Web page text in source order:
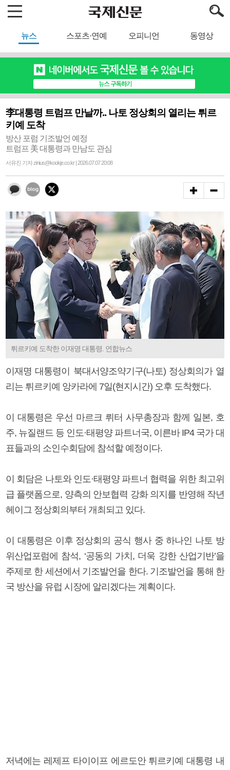
뉴스 스포츠·연예 오피니언 동영상
李대통령 트럼프 만날까.. 나토 정상회의 열리는 튀르
키예 도착
방산 포럼 기조발언 예정
트럼프 美 대통령과 만남도 관심
서유진 기자 zinius@kookje.co.kr | 2026.07.07 20:08
튀르키예 도착한 이재명 대통령. 연합뉴스
이재명 대통령이 북대서양조약기구(나토) 정상회의가 열
리는 튀르키예 앙카라에 7일(현지시간) 오후 도착했다.
이 대통령은 우선 마르크 뤼터 사무총장과 함께 일본, 호
주, 뉴질랜드 등 인도·태평양 파트너국, 이른바 IP4 국가 대
표들과의 소인수회담에 참석할 예정이다.
이 회담은 나토와 인도·태평양 파트너 협력을 위한 최고위
급 플랫폼으로, 양측의 안보협력 강화 의지를 반영해 작년
헤이그 정상회의부터 개최되고 있다.
이 대통령은 이후 정상회의 공식 행사 중 하나인 나토 방
위산업포럼에 참석, ‘공동의 가치, 더욱 강한 산업기반’을
주제로 한 세션에서 기조발언을 한다. 기조발언을 통해 한
국 방산을 유럽 시장에 알리겠다는 계획이다.
저녁에는 레제프 타이이프 에르도안 튀르키예 대통령 내